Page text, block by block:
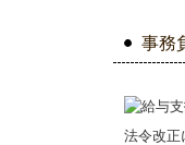
事務
法令改正